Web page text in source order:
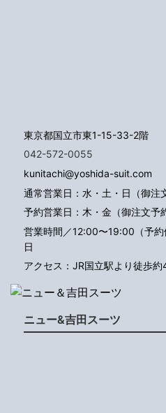
東京都国立市東1-15-33-2階
042-572-0055
kunitachi@yoshida-suit.com
通常営業日：水・土・日（御注
予約営業日：木・金（御注文予
営業時間／12:00〜19:00（予
日
アクセス：JR国立駅より徒歩約
ニュー&吉田スーツ